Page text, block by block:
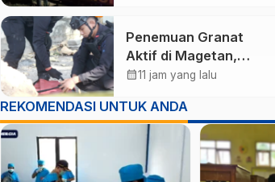
Penemuan Granat
Aktif di Magetan,
Diduga Sisa Perang
calendar_month11 jam yang lalu
REKOMENDASI UNTUK ANDA